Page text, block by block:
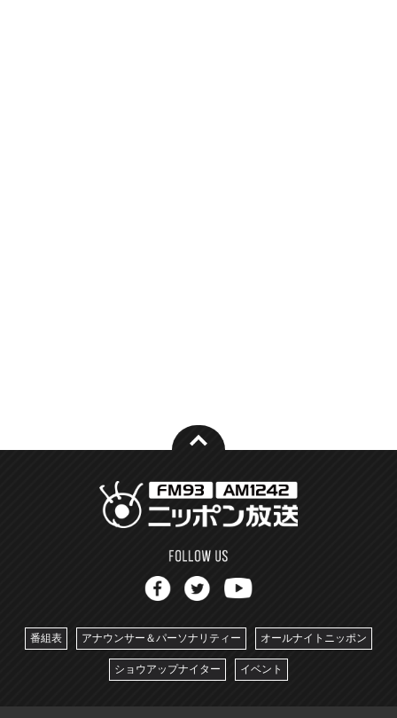
番組表 アナウンサー＆パーソナリティー オールナイトニッポン
ショウアップナイター イベント